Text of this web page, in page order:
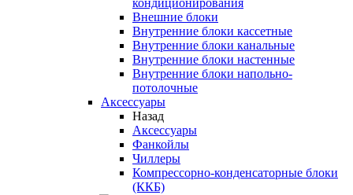
кондиционирования
Внешние блоки
Внутренние блоки кассетные
Внутренние блоки канальные
Внутренние блоки настенные
Внутренние блоки напольно-
потолочные
Аксессуары
Назад
Аксессуары
Фанкойлы
Чиллеры
Компрессорно-конденсаторные блоки
(ККБ)